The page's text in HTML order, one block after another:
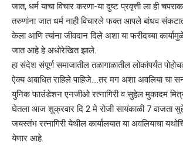
जात, धर्म याचा विचार करणा-या दुष्ट प्रवृत्ती ला ही
तरुणांना जात धर्म नाही विचारले फक्त आपले बांधव
केला आणि त्यांना जीवदान दिले अशा या फरीदच्या
जात आहे हे अधोरेखित झाले.
हा संदेश संपूर्ण समाजातील तळागाळातील लोकांपर्यंत
ऐक्य अबाधित राहिले पाहिजे….तर मग अशा अवलिया चा
युनिक फाउंडेशन एनजीओ रत्नागिरी व सुहेल मुकादम मित्र
घेतला आज शुक्रवार दि 2 मे रोजी सायंकाळी 7 वाजता
जयस्तंभ रत्नागिरी येथील कार्यालयात या अवलियाचा
येणार आहे.